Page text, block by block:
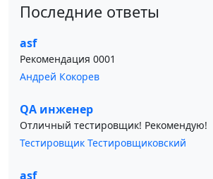
Последние ответы
asf
Рекомендация 0001
Андрей Кокорев
QA инженер
Отличный тестировщик! Рекомендую!
Тестировщик Тестировщиковский
asf